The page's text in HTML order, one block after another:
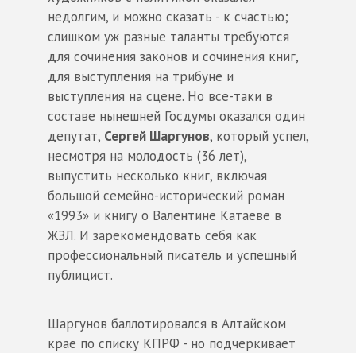
недолгим, и можно сказать - к счастью;
слишком уж разные таланты требуются
для сочинения законов и сочинения книг,
для выступления на трибуне и
выступления на сцене. Но все-таки в
составе нынешней Госдумы оказался один
депутат, Сергей Шаргунов, который успел,
несмотря на молодость (36 лет),
выпустить несколько книг, включая
большой семейно-исторический роман
«1993» и книгу о Валентине Катаеве в
ЖЗЛ. И зарекомендовать себя как
профессиональный писатель и успешный
публицист.
Шаргунов баллотировался в Алтайском
крае по списку КПРФ - но подчеркивает